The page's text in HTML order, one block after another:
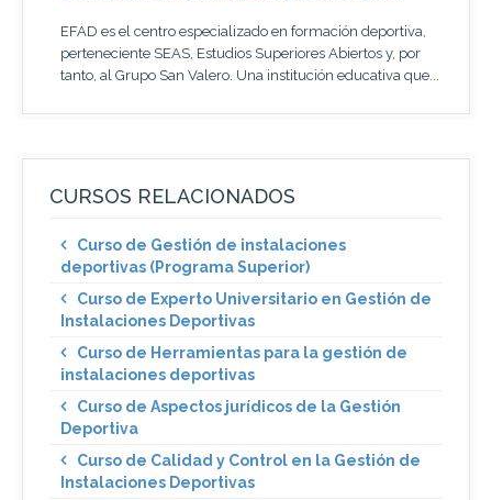
EFAD es el centro especializado en formación deportiva,
perteneciente SEAS, Estudios Superiores Abiertos y, por
tanto, al Grupo San Valero. Una institución educativa que...
CURSOS RELACIONADOS
Curso de Gestión de instalaciones
deportivas (Programa Superior)
Curso de Experto Universitario en Gestión de
Instalaciones Deportivas
Curso de Herramientas para la gestión de
instalaciones deportivas
Curso de Aspectos jurídicos de la Gestión
Deportiva
Curso de Calidad y Control en la Gestión de
Instalaciones Deportivas